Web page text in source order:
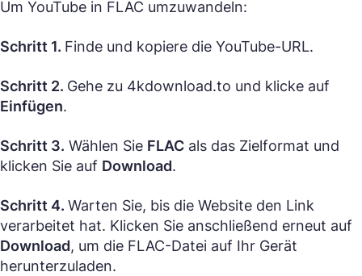
Um YouTube in FLAC umzuwandeln:
Schritt 1. Finde und kopiere die YouTube-URL.
Schritt 2. Gehe zu 4kdownload.to und klicke auf
Einfügen.
Schritt 3. Wählen Sie FLAC als das Zielformat und
klicken Sie auf Download.
Schritt 4. Warten Sie, bis die Website den Link
verarbeitet hat. Klicken Sie anschließend erneut auf
Download, um die FLAC-Datei auf Ihr Gerät
herunterzuladen.